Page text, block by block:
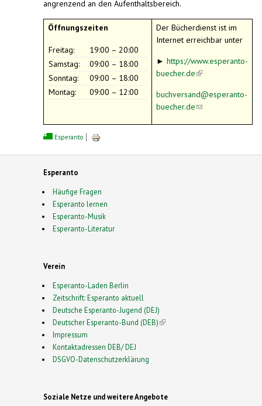
angrenzend an den Aufenthaltsbereich.
Öffnungszeiten
Freitag:
19:00 – 20:00
Samstag:
09:00 – 18:00
Sonntag:
09:00 – 18:00
Montag:
09:00 – 12:00
Der Bücherdienst ist im
Internet erreichbar unter
► https://www.esperanto-
buecher.de(link is
buchversand@esperanto-
buecher.de(link
Esperanto
Esperanto
Häufige Fragen
Esperanto lernen
Esperanto-Musik
Esperanto-Literatur
Verein
Esperanto-Laden Berlin
Zeitschrift: Esperanto aktuell
Deutsche Esperanto-Jugend (DEJ)
Deutscher Esperanto-Bund (DEB)(link is external)
Impressum
Kontaktadressen DEB/ DEJ
DSGVO-Datenschutzerklärung
Soziale Netze und weitere Angebote